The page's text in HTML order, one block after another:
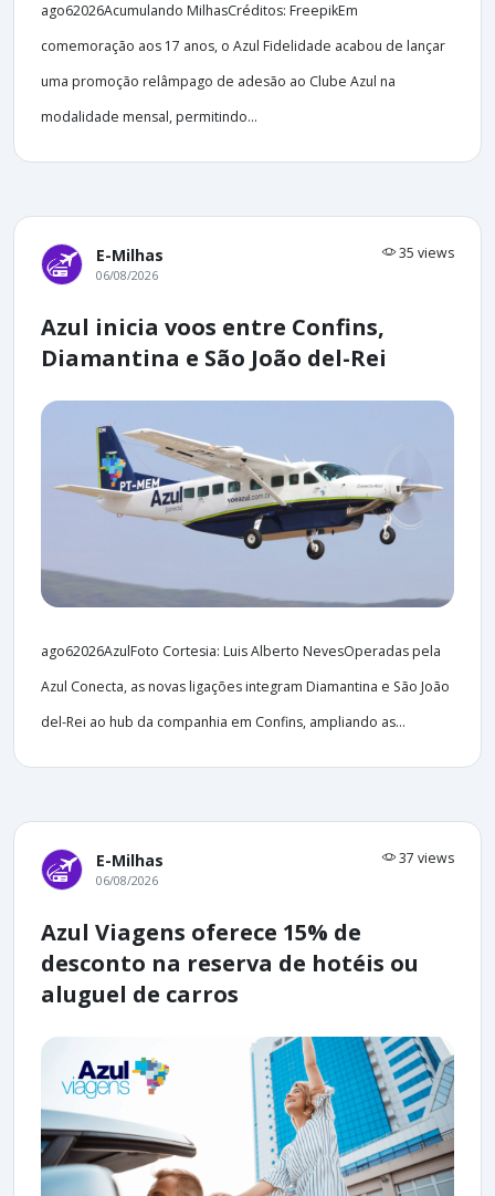
ago62026Acumulando MilhasCréditos: FreepikEm
comemoração aos 17 anos, o Azul Fidelidade acabou de lançar
uma promoção relâmpago de adesão ao Clube Azul na
modalidade mensal, permitindo...
E-Milhas 35 views
06/08/2026
Azul inicia voos entre Confins,
Diamantina e São João del-Rei
ago62026AzulFoto Cortesia: Luis Alberto NevesOperadas pela
Azul Conecta, as novas ligações integram Diamantina e São João
del-Rei ao hub da companhia em Confins, ampliando as...
E-Milhas 37 views
06/08/2026
Azul Viagens oferece 15% de
desconto na reserva de hotéis ou
aluguel de carros